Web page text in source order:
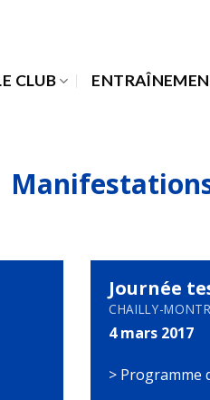
CLUB
Journée
CHAILLY-
4 mars 2017
> Programme